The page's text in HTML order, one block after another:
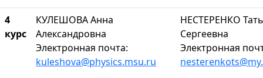
4
курс
КУЛЕШОВА Анна
Александровна
Электронная почта:
kuleshova@physics.msu.ru
НЕСТЕРЕНКО
Сергеевна
Электронная